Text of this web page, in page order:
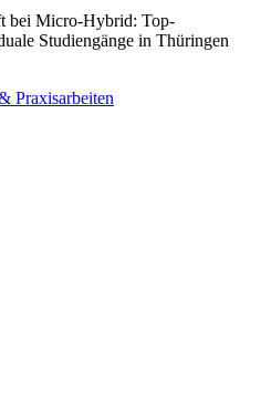
bei Micro-Hybrid: Top-
Studiengänge in Thüringen
Praxisarbeiten